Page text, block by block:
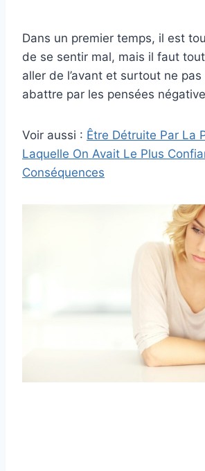
Dans un premier temps, il est
de se sentir mal, mais il faut
aller de l’avant et surtout ne
abattre par les pensées
Voir aussi : Être Détruite Par La
Laquelle On Avait Le Plus
Conséquences